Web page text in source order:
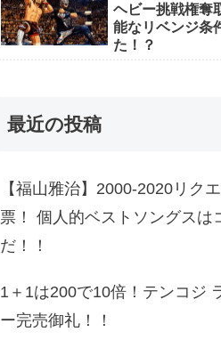
ヘビー挑戦権奪
能なリベンジ条
た！？
最近の投稿
【福山雅治】2000-2020リク
票！ 個人的ベストソングスは
だ！！
1＋1は200で10倍！テンコジ
ー完売御礼！！